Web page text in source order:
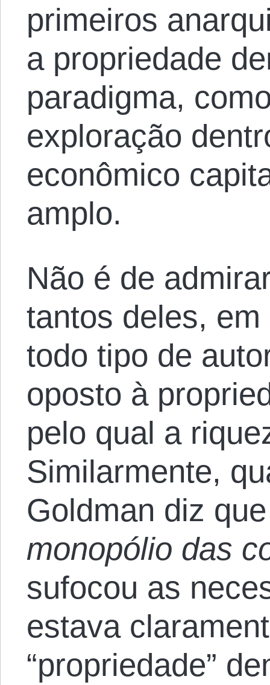
primeiros
a propriedade
paradigma,
exploração
econômico
amplo.
Não é de
tantos deles,
todo tipo de
oposto à
pelo qual a
Similarmente,
Goldman diz
monopólio das
sufocou as
estava
“propriedade”